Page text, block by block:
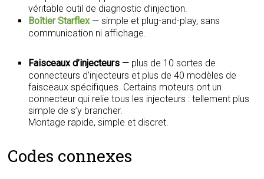
véritable outil de diagnostic d’injection.
Boîtier Starflex— simple et plug-and-play, sans
communication ni affichage.
Faisceaux d’injecteurs — plus de 10 sortes de
connecteurs d’injecteurs et plus de 40 modèles de
faisceaux spécifiques. Certains moteurs ont un
connecteur qui relie tous les injecteurs : tellement plus
simple de s’y brancher.
Montage rapide, simple et discret.
Codes connexes